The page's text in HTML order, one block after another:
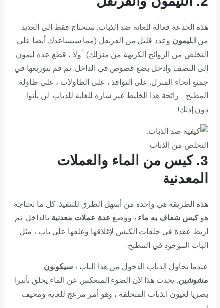
هذه الخدعة فعالة للغاية ضد الذباب: ستحتاج فقط إلى العديد
من الليمون وعدد قليل من القرنفل (مما سيساعدك أيضا على
التخلص من الروائح الكريهة من منزلك). أولا ، قطع عدة ليمون
إلى النصف وأدخل بضع فصوص في الداخل. ثم قم بتوزيعها في
جميع أنحاء المنزل: على النوافذ ، على الطاولات ، على طاولة
المطبخ… رائحة هذا الخليط غير سارة للغاية للذباب. لن يأتوا
دون إذنك!
التخلص من الذباب
3. كيس من الماء والعملات
المعدنية
هذه الطريقة هي واحدة من أسهل الطرق للتنفيذ. كل ما تحتاجه
هوكيس شفاف به ماء ، ووضع عدة عملات معدنية بالداخل. ثم
اربط عقدة في حلقات الكيس لإغلاقها وعلقها على باب ، مثل
الباب الموجود في المطبخ.
عندما يحاول الذباب الدخول من هذا الباب ، سيكونون
مشوشين. يحدث هذا لأن الضوء المنعكس عن الماء يخلق تأثيرا
بصريا لعيون الذباب المتخلفة ، وهو أمر مزعج للغاية ومخيف